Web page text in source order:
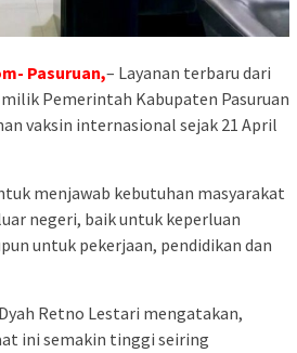
Pasuruan,– Layanan terbaru dari
Pemerintah Kabupaten Pasuruan
vaksin internasional sejak 21 April
menjawab kebutuhan masyarakat
negeri, baik untuk keperluan
untuk pekerjaan, pendidikan dan
Retno Lestari mengatakan,
ini semakin tinggi seiring